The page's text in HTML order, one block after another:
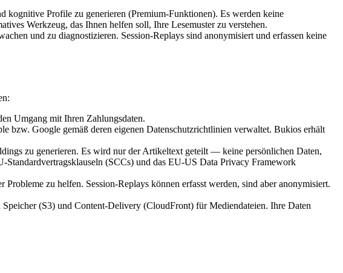
kognitive Profile zu generieren (Premium-Funktionen). Es werden keine
Werkzeug, das Ihnen helfen soll, Ihre Lesemuster zu verstehen.
und zu diagnostizieren. Session-Replays sind anonymisiert und erfassen keine
Umgang mit Ihren Zahlungsdaten.
bzw. Google gemäß deren eigenen Datenschutzrichtlinien verwaltet. Bukios erhält
zu generieren. Es wird nur der Artikeltext geteilt — keine persönlichen Daten,
(SCCs) und das EU-US Data Privacy Framework
zu helfen. Session-Replays können erfasst werden, sind aber anonymisiert.
(S3) und Content-Delivery (CloudFront) für Mediendateien. Ihre Daten